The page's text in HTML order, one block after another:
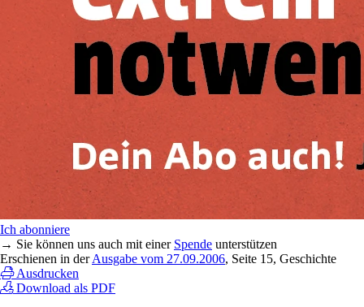
Ich abonniere
→ Sie können uns auch mit einer Spende unterstützen
Erschienen in derAusgabe vom 27.09.2006, Seite 15, Geschichte
Ausdrucken
Download als PDF